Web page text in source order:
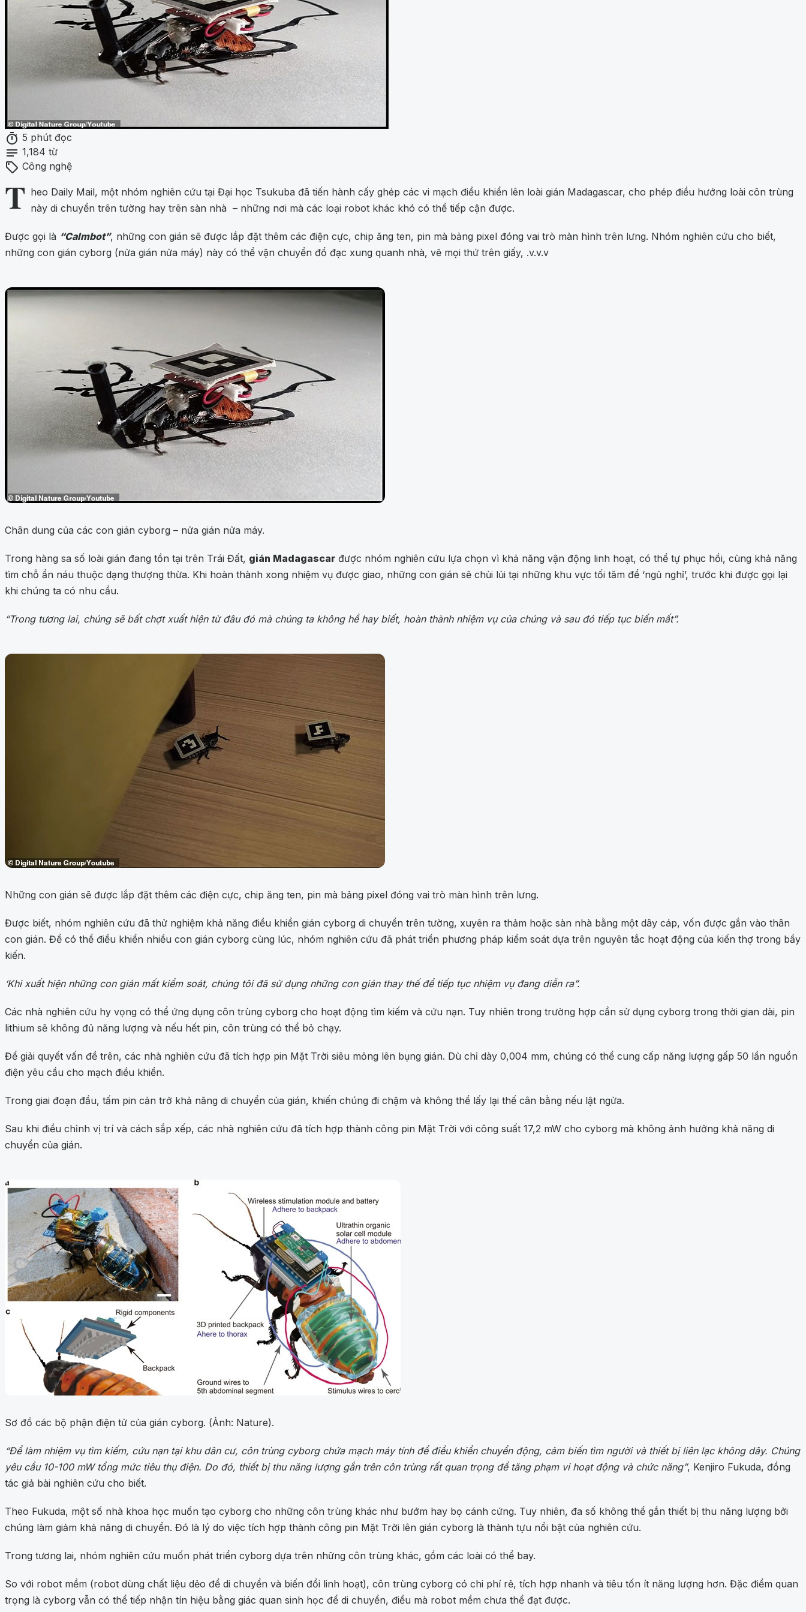
timer 5 phút đọc
notes 1,184 từ
sell Công nghệ
T heo Daily Mail, một nhóm nghiên cứu tại Đại học Tsukuba đã tiến hành cấy ghép các vi mạch điều khiển lên loài gián Madagascar, cho phép điều hướng loài côn trùng
này di chuyển trên tường hay trên sàn nhà – những nơi mà các loại robot khác khó có thể tiếp cận được.
Được gọi là “Calmbot”, những con gián sẽ được lắp đặt thêm các điện cực, chip ăng ten, pin mà bảng pixel đóng vai trò màn hình trên lưng. Nhóm nghiên cứu cho biết,
những con gián cyborg (nửa gián nửa máy) này có thể vận chuyển đổ đạc xung quanh nhà, vẽ mọi thứ trên giấy, .v.v.v
Chân dung của các con gián cyborg – nửa gián nửa máy.
Trong hàng sa số loài gián đang tồn tại trên Trái Đất, gián Madagascar được nhóm nghiên cứu lựa chọn vì khả năng vận động linh hoạt, có thể tự phục hồi, cùng khả năng
tìm chỗ ẩn náu thuộc dạng thượng thừa. Khi hoàn thành xong nhiệm vụ được giao, những con gián sẽ chủi lủi tại những khu vực tối tăm để ‘ngủ nghỉ’, trước khi được gọi lại
khi chúng ta có nhu cầu.
“Trong tương lai, chúng sẽ bất chợt xuất hiện từ đâu đó mà chúng ta không hề hay biết, hoàn thành nhiệm vụ của chúng và sau đó tiếp tục biến mất”.
Những con gián sẽ được lắp đặt thêm các điện cực, chip ăng ten, pin mà bảng pixel đóng vai trò màn hình trên lưng.
Được biết, nhóm nghiên cứu đã thử nghiệm khả năng điều khiển gián cyborg di chuyển trên tường, xuyên ra thảm hoặc sàn nhà bằng một dây cáp, vốn được gắn vào thân
con gián. Để có thể điều khiển nhiều con gián cyborg cùng lúc, nhóm nghiên cứu đã phát triển phương pháp kiểm soát dựa trên nguyên tắc hoạt động của kiến thợ trong bầy
kiến.
‘Khi xuất hiện những con gián mất kiểm soát, chúng tôi đã sử dụng những con gián thay thế để tiếp tục nhiệm vụ đang diễn ra”.
Các nhà nghiên cứu hy vọng có thể ứng dụng côn trùng cyborg cho hoạt động tìm kiếm và cứu nạn. Tuy nhiên trong trường hợp cần sử dụng cyborg trong thời gian dài, pin
lithium sẽ không đủ năng lượng và nếu hết pin, côn trùng có thể bỏ chạy.
Để giải quyết vấn đề trên, các nhà nghiên cứu đã tích hợp pin Mặt Trời siêu mỏng lên bụng gián. Dù chỉ dày 0,004 mm, chúng có thể cung cấp năng lượng gấp 50 lần nguồn
điện yêu cầu cho mạch điều khiển.
Trong giai đoạn đầu, tấm pin cản trở khả năng di chuyển của gián, khiến chúng đi chậm và không thể lấy lại thế cân bằng nếu lật ngửa.
Sau khi điều chỉnh vị trí và cách sắp xếp, các nhà nghiên cứu đã tích hợp thành công pin Mặt Trời với công suất 17,2 mW cho cyborg mà không ảnh hưởng khả năng di
chuyển của gián.
Sơ đồ các bộ phận điện tử của gián cyborg. (Ảnh: Nature).
“Để làm nhiệm vụ tìm kiếm, cứu nạn tại khu dân cư, côn trùng cyborg chứa mạch máy tính để điều khiển chuyển động, cảm biến tìm người và thiết bị liên lạc không dây. Chúng
yêu cầu 10-100 mW tổng mức tiêu thụ điện. Do đó, thiết bị thu năng lượng gắn trên côn trùng rất quan trọng để tăng phạm vi hoạt động và chức năng”, Kenjiro Fukuda, đồng
tác giả bài nghiên cứu cho biết.
Theo Fukuda, một số nhà khoa học muốn tạo cyborg cho những côn trùng khác như bướm hay bọ cánh cứng. Tuy nhiên, đa số không thể gắn thiết bị thu năng lượng bởi
chúng làm giảm khả năng di chuyển. Đó là lý do việc tích hợp thành công pin Mặt Trời lên gián cyborg là thành tựu nổi bật của nghiên cứu.
Trong tương lai, nhóm nghiên cứu muốn phát triển cyborg dựa trên những côn trùng khác, gồm các loài có thể bay.
So với robot mềm (robot dùng chất liệu dẻo để di chuyển và biến đổi linh hoạt), côn trùng cyborg có chi phí rẻ, tích hợp nhanh và tiêu tốn ít năng lượng hơn. Đặc điểm quan
trọng là cyborg vẫn có thể tiếp nhận tín hiệu bằng giác quan sinh học để di chuyển, điều mà robot mềm chưa thể đạt được.